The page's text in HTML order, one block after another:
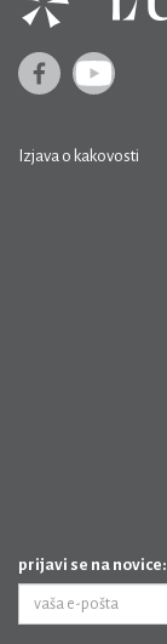
Izjava o kakovosti
prijavi se na novice: